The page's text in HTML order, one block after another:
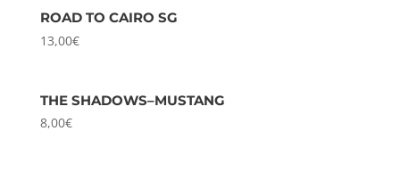
ROAD TO CAIRO SG
13,00€
THE SHADOWS–MUSTANG
8,00€